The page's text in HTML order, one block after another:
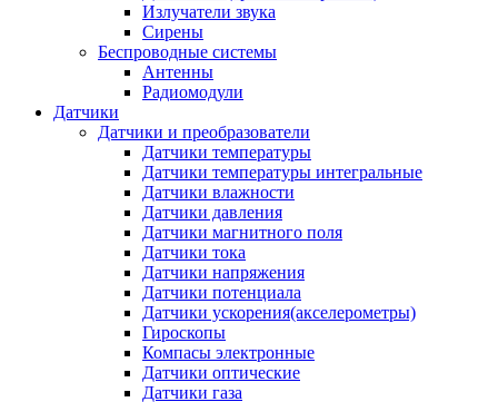
Излучатели звука
Сирены
Беспроводные системы
Антенны
Радиомодули
Датчики
Датчики и преобразователи
Датчики температуры
Датчики температуры интегральные
Датчики влажности
Датчики давления
Датчики магнитного поля
Датчики тока
Датчики напряжения
Датчики потенциала
Датчики ускорения(акселерометры)
Гироскопы
Компасы электронные
Датчики оптические
Датчики газа